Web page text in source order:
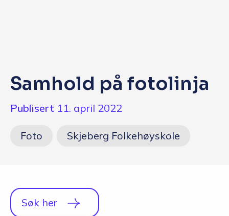
English
Samhold på fotolinja
Publisert 11. april 2022
Foto Skjeberg Folkehøyskole
Søk her